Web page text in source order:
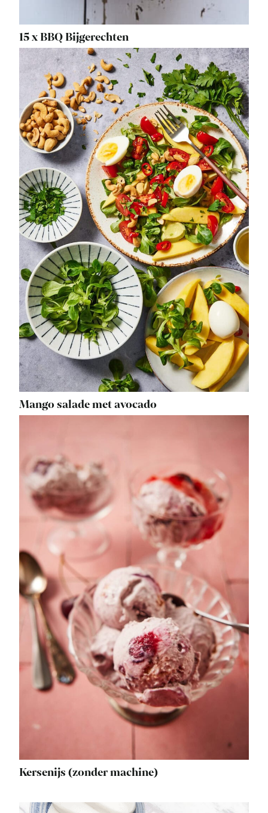
15 x BBQ Bijgerechten
Mango salade met avocado
Kersenijs (zonder machine)